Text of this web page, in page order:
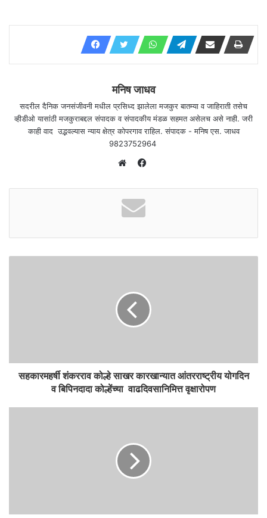
मनिष जाधव
सदरील दैनिक जनसंजीवनी मधील प्रसिध्द झालेला मजकुर बातम्या व जाहिराती तसेच
व्हीडीओ यासांठी मजकुराबद्दल संपादक व संपादकीय मंडळ सहमत असेलच असे नाही. जरी
काही वाद उद्भवल्यास न्याय क्षेत्र कोपरगाव राहिल. संपादक - मनिष एस. जाधव
9823752964
e
b
s
c
सहकारमहर्षी शंकरराव कोल्हे साखर कारखान्यात आंतरराष्ट्रीय योगदिन
व बिपिनदादा कोल्हेंच्या वाढदिवसानिमित्त वृक्षारोपण